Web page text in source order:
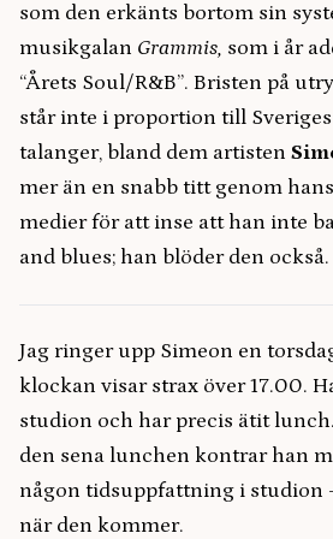
som den erkänts bortom sin
musikgalan Grammis, som i år
“Årets Soul/R&B”. Bristen på
står inte i proportion till
talanger, bland dem artisten
mer än en snabb titt genom
medier för att inse att han inte
and blues; han blöder den också.
Jag ringer upp Simeon en
klockan visar strax över 17.00.
studion och har precis ätit
den sena lunchen kontrar han
någon tidsuppfattning i studion
när den kommer.